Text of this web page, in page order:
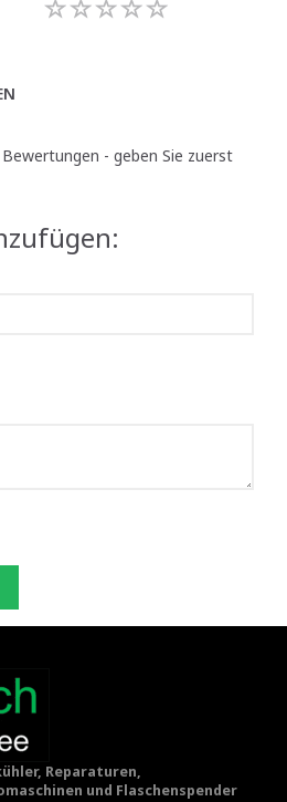
- geben Sie zuerst
Reparaturen,
und Flaschenspender